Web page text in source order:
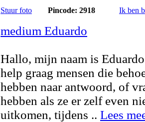
Stuur foto Pincode: 2918 Ik ben
medium Eduardo
Hallo, mijn naam is
help graag mensen die
hebben naar antwoord, of
hebben als ze er zelf even
uitkomen, tijdens .. Lees